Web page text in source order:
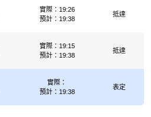
實際：19:26
預計：19:38
抵達
實際：19:15
預計：19:38
抵達
實際：
預計：19:38
表定